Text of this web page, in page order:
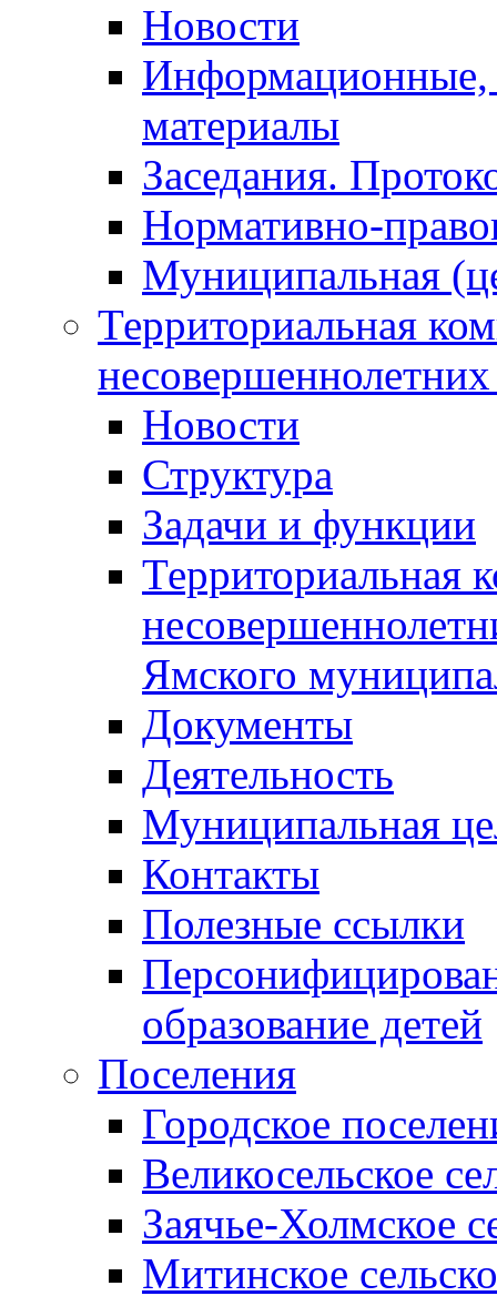
Новости
Информационные,
материалы
Заседания.
Нормативно-
Муниципальная
Территориальная
Новости
Структура
Задачи и функции
Территориальная
Ямского
Документы
Деятельность
Муниципальная
Контакты
Полезные ссылки
образование детей
Поселения
Городское
Великосельское
Заячье-Холмское
Митинское